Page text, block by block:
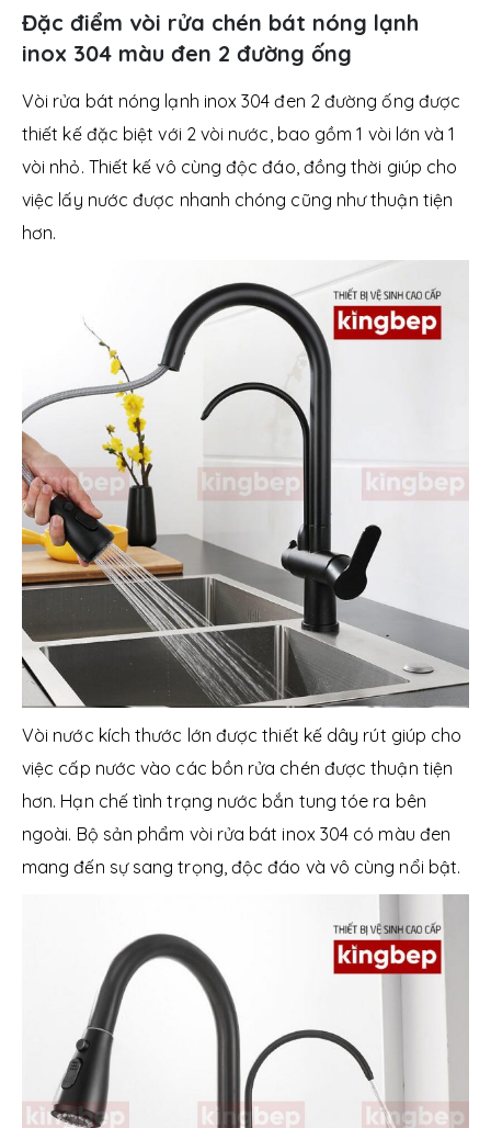
Đặc điểm vòi rửa chén bát nóng lạnh
inox 304 màu đen 2 đường ống
Vòi rửa bát nóng lạnh inox 304 đen 2 đường ống được
thiết kế đặc biệt với 2 vòi nước, bao gồm 1 vòi lớn và 1
vòi nhỏ. Thiết kế vô cùng độc đáo, đồng thời giúp cho
việc lấy nước được nhanh chóng cũng như thuận tiện
hơn.
Vòi nước kích thước lớn được thiết kế dây rút giúp cho
việc cấp nước vào các bồn rửa chén được thuận tiện
hơn. Hạn chế tình trạng nước bắn tung tóe ra bên
ngoài. Bộ sản phẩm vòi rửa bát inox 304 có màu đen
mang đến sự sang trọng, độc đáo và vô cùng nổi bật.